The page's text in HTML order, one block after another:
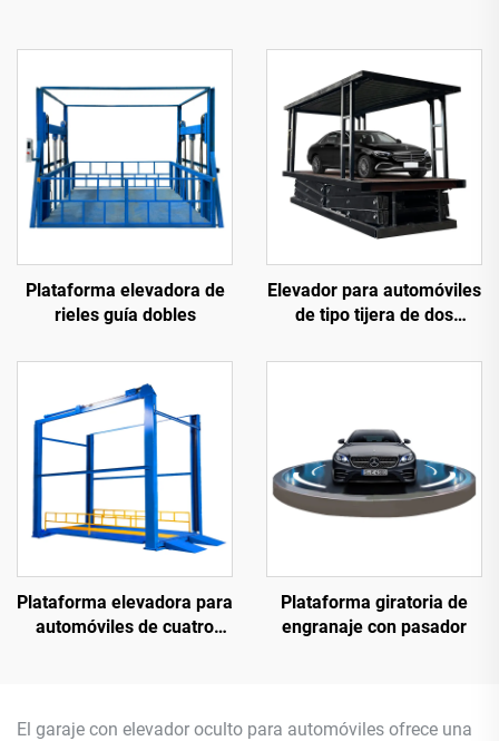
Plataforma elevadora de
rieles guía dobles
Elevador para automóviles
de tipo tijera de dos
elevadora para
Plataforma elevadora para
automóviles de cuatro
Plataforma giratoria de
engranaje con pasador
El garaje con elevador oculto para automóviles ofrece una